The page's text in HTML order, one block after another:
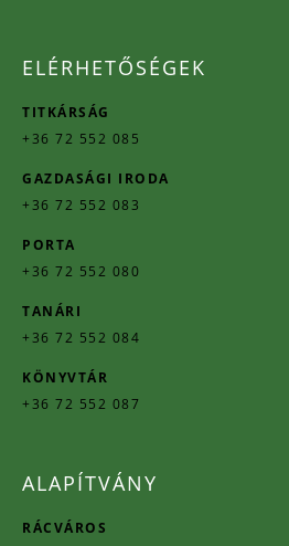
ELÉRHETŐSÉGEK
TITKÁRSÁG
+36 72 552 085
GAZDASÁGI IRODA
+36 72 552 083
PORTA
+36 72 552 080
TANÁRI
+36 72 552 084
KÖNYVTÁR
+36 72 552 087
ALAPÍTVÁNY
RÁCVÁROS